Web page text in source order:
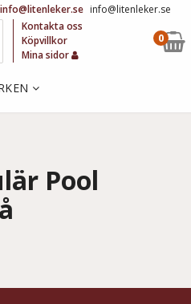
Pool
info@litenleker.se info@litenleker.se
Kontakta oss
Köpvillkor
Mina sidor
0